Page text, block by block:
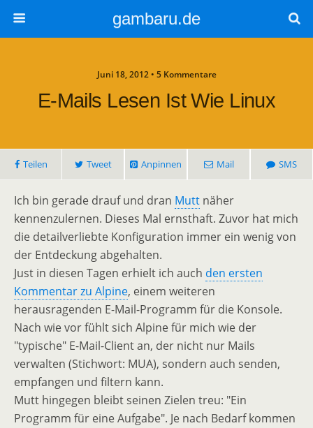
gambaru.de
Juni 18, 2012 • 5 Kommentare
E-Mails Lesen Ist Wie Linux
Teilen Tweet Anpinnen Mail SMS
Ich bin gerade drauf und dran Mutt näher
kennenzulernen. Dieses Mal ernsthaft. Zuvor hat mich
die detailverliebte Konfiguration immer ein wenig von
der Entdeckung abgehalten.
Just in diesen Tagen erhielt ich auch den ersten
Kommentar zu Alpine, einem weiteren
herausragenden E-Mail-Programm für die Konsole.
Nach wie vor fühlt sich Alpine für mich wie der
"typische" E-Mail-Client an, der nicht nur Mails
verwalten (Stichwort: MUA), sondern auch senden,
empfangen und filtern kann.
Mutt hingegen bleibt seinen Zielen treu: "Ein
Programm für eine Aufgabe". Je nach Bedarf kommen